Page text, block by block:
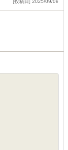
[投稿日] 2025/09/09